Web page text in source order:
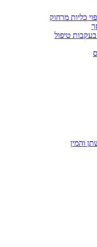
כליות מרחוק
טיפול
והמין